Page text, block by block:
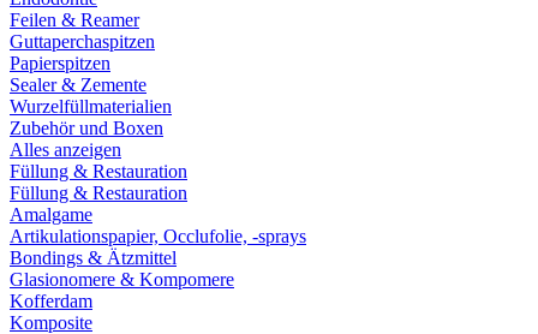
Feilen & Reamer
Guttaperchaspitzen
Papierspitzen
Sealer & Zemente
Wurzelfüllmaterialien
Zubehör und Boxen
Alles anzeigen
Füllung & Restauration
Füllung & Restauration
Amalgame
Artikulationspapier, Occlufolie, -sprays
Bondings & Ätzmittel
Glasionomere & Kompomere
Kofferdam
Komposite